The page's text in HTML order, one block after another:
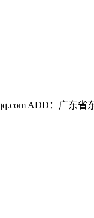
ADD：广东省